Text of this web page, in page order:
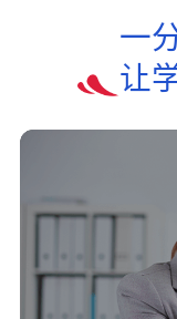
一
让